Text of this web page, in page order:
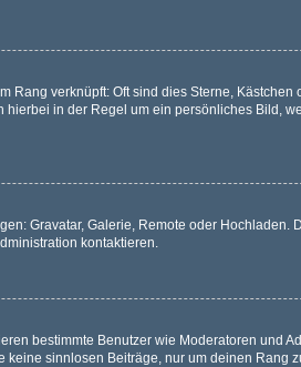
verknüpft: Oft sind dies Sterne,
in der Regel um ein persönliches Bild,
Gravatar, Galerie, Remote oder Hochladen.
kontaktieren.
bestimmte Benutzer wie Moderatoren und
sinnlosen Beiträge, nur um deinen